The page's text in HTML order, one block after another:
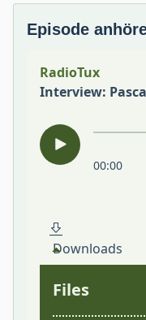
Episode